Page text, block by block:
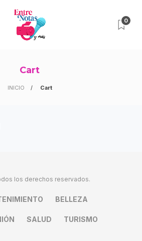
0
Cart
INICIO Cart
los derechos reservados.
BELLEZA
SALUD TURISMO